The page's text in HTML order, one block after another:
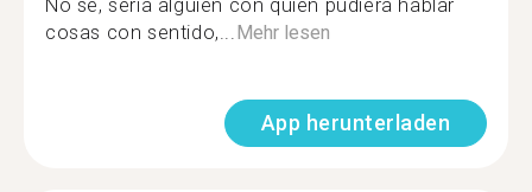
No sé, sería alguien con quien pudiera hablar
cosas con sentido,...Mehr lesen
App herunterladen